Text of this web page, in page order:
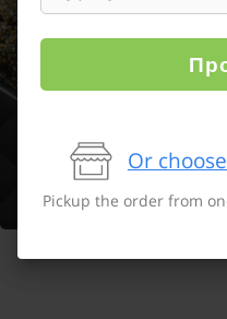
Or
Pickup the order from